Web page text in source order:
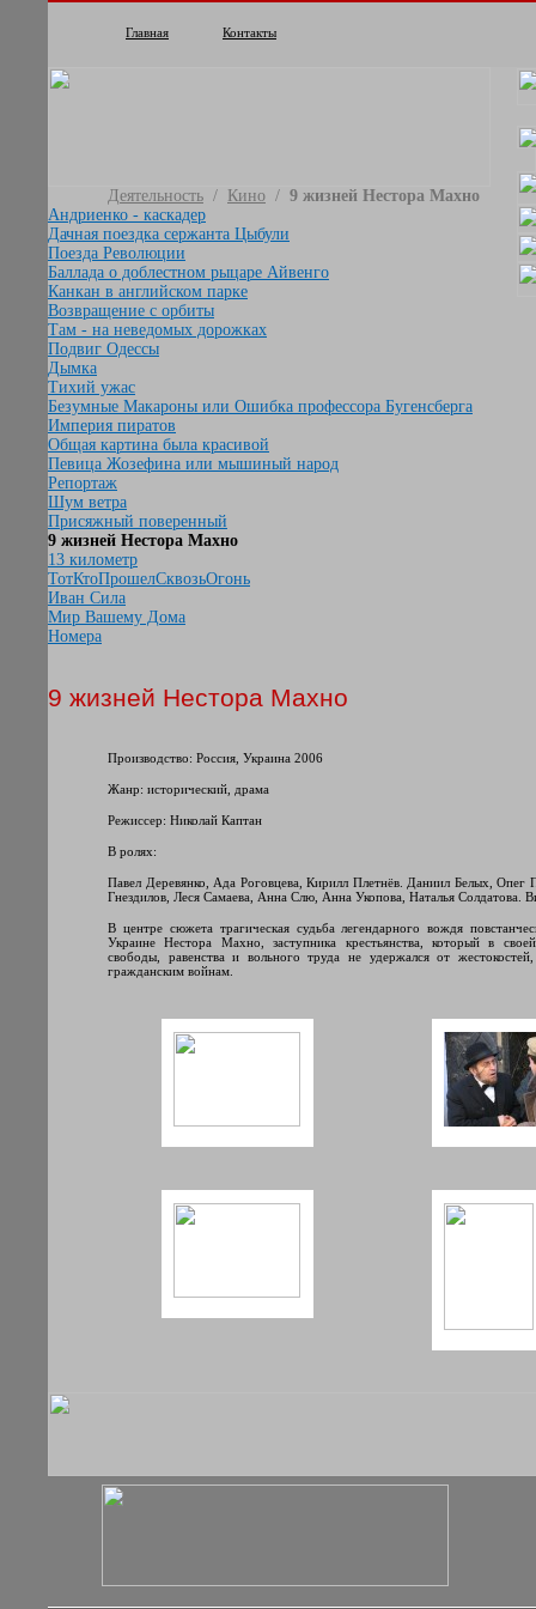
Главная Контакты
Деятельность / Кино / 9 жизней Нестора Махно
Андриенко - каскадер
Дачная поездка сержанта Цыбули
Поезда Революции
Баллада о доблестном рыцаре Айвенго
Канкан в английском парке
Возвращение с орбиты
Там - на неведомых дорожках
Подвиг Одессы
Дымка
Тихий ужас
Безумные Макароны или Ошибка профессора Бугенсберга
Империя пиратов
Общая картина была красивой
Певица Жозефина или мышиный народ
Репортаж
Шум ветра
Присяжный поверенный
9 жизней Нестора Махно
13 километр
ТотКтоПрошелСквозьОгонь
Иван Сила
Мир Вашему Дома
Номера
9 жизней Нестора Махно
Производство: Россия, Украина 2006
Жанр: исторический, драма
Режиссер: Николай Каптан
В ролях:
Павел Деревянко, Ада Роговцева, Кирилл Плетнёв. Даниил Белых, Опег
Гнездилов, Леся Самаева, Анна Слю, Анна Укопова, Наталья Солдатова.
В центре сюжета трагическая судьба легендарного вождя
Украине Нестора Махно, заступника крестьянства, который в
свободы, равенства и вольного труда не удержался от
гражданским войнам.